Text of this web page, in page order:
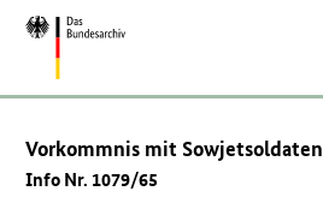
Zur
Vorkommnis mit Sowjetsoldaten
Info Nr. 1079/65